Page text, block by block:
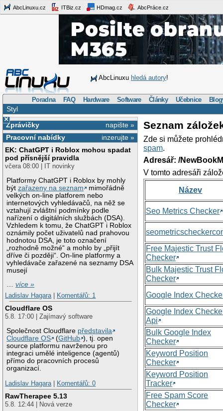
AbcLinuxu.cz ITBiz.cz HDmag.cz AbcPráce.cz
AbcLinuxu hledá autory!
Poradna FAQ Hardware Software Články Učebnice
Styl
×
napište »
Zprávičky
inzerujte »
Pracovní nabídky
EK: ChatGPT i Roblox mohou spadat
pod přísnější pravidla
včera 08:00 | IT novinky
Platformy ChatGPT i Roblox by mohly
býtzařazeny na seznam
mimořádně
velkých on-line platforem nebo
internetových vyhledávačů, na něž se
vztahují zvláštní podmínky podle
nařízení o digitálních službách (DSA).
Vzhledem k tomu, že ChatGPT i Roblox
oznámily počet uživatelů nad prahovou
hodnotou DSA, je toto označení
„rozhodně možné“ a mohlo by „přijít
dříve či později“. On-line platformy a
vyhledávače zařazené na seznamy DSA
musejí
…více »
Ladislav Hagara
Komentářů: 1
Cloudflare OS
5.8. 17:00 | Zajímavý software
Společnost Cloudflare představila
Cloudflare OS
(GitHub ), tj. open
source platformu navrženou pro
integraci umělé inteligence (agentů)
přímo do pracovních procesů
organizací.
Ladislav Hagara
Komentářů: 0
RawTherapee 5.13
5.8. 12:44 | Nová verze
Seznam
Zde si můžete
spam.
Adresář: /
V tomto adresáři
Název
Seo Metrics Checker
Free Majestic Trust
Checker
Bulk Majestic Trust
Checker
Google Index
Google Index
Api
Bulk Google Index
Checker
Keyword Position
Checker
Keyword Position
Tracker
Free Spam Score
Checker